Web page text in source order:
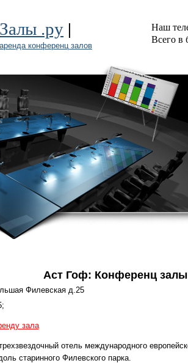
Залы .ру |
аренда конференц залов
Наш
Всего в
Аст Гоф: Конференц залы
Филевская д.25
зала
отель международного
старинного Филевского парка.